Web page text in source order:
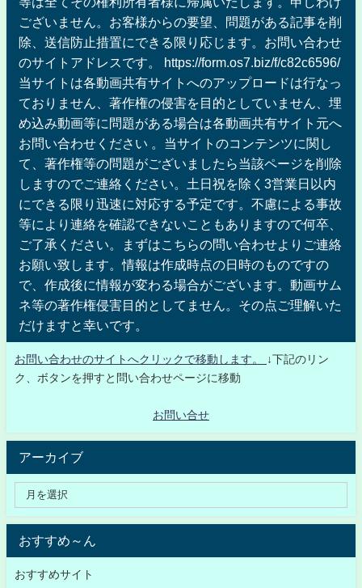
ございません。お客様からの要望、問題がある記事を削
除、送信防止措置にできる限り応じます。お問い合わせ
のサイトアドレスです。 https://form.os7.biz/f/c82c6596/
当サイトは各動画共有サイトへのアップロードは行なっ
ておりません、著作権の侵害を目的としていません、埋
め込み動画等に問題がある場合は各動画共有サイト元へ
お問い合わせください 。当サイトのコンテンツに関し
て、著作権等の問題がございましたら当該ページを削除
しますのでご連絡ください。土日祝を除く3営業日以内
にできる限り迅速に対応する予定です。不慮による事故
等により連絡を確認できないこともありますので何卒、
ご了承ください。まずはこちらの問い合わせよりご連絡
お願い致します。情報は作成時点の日時のものですの
で、作成後に情報が変わる場合がございます。動画サム
ネ等の著作権侵害目的としてません。その点ご理解いた
だけますと幸いです。
お問い合わせのサイトへクリックで移動します。
↓下記のリン
ク、ボタンを押すと問い合わせページに移動
お問い合せ
アーカイブ
おすすめ～ん
おすすめサイト